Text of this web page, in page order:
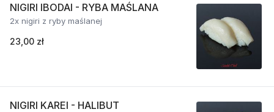
NIGIRI IBODAI - RYBA MAŚLANA
2x nigiri z ryby maślanej
23,00 zł
NIGIRI KAREI - HALIBUT